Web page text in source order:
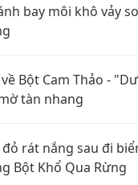
bay môi khô vảy
Bột Cam Thảo -
tàn nhang
rát nắng sau đi
Bột Khổ Qua Rừng